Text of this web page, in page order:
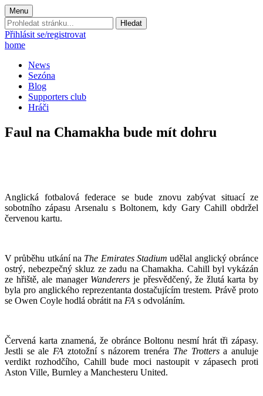
Menu
Prohledat
stránku:
Přihlásit se/registrovat
home
News
Sezóna
Blog
Supporters club
Hráči
Faul na Chamakha bude mít dohru
Anglická fotbalová federace se bude znovu zabývat situací ze
sobotního zápasu Arsenalu s Boltonem, kdy Gary Cahill obdržel
červenou kartu.
V průběhu utkání na The Emirates Stadium udělal anglický obránce
ostrý, nebezpečný skluz ze zadu na Chamakha. Cahill byl vykázán
ze hřiště, ale manager Wanderers je přesvědčený, že žlutá karta by
byla pro anglického reprezentanta dostačujícím trestem. Právě proto
se Owen Coyle hodlá obrátit na FA s odvoláním.
Červená karta znamená, že obránce Boltonu nesmí hrát tři zápasy.
Jestli se ale FA ztotožní s názorem trenéra The Trottersa anuluje
verdikt rozhodčího, Cahill bude moci nastoupit v zápasech proti
Aston Ville, Burnley a Manchesteru United.